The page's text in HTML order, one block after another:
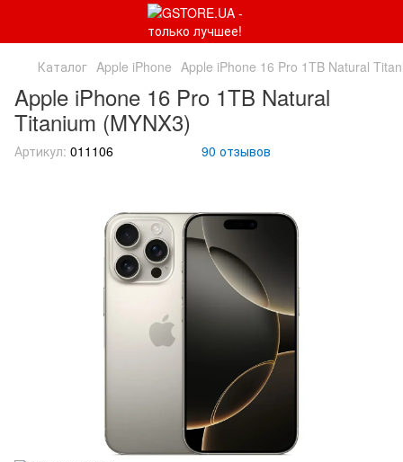
Каталог Apple iPhone Apple iPhone 16 Pro 1TB Natural
Apple iPhone 16 Pro 1TB Natural
Titanium (MYNX3)
Артикул: 011106 90 отзывов